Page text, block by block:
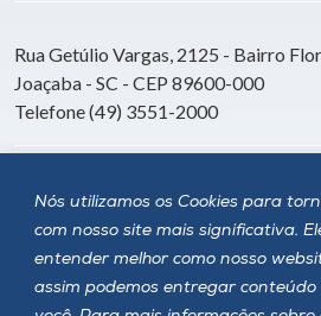
Nós utilizamos os Cookies para
com nosso site mais significativa.
entender melhor como nosso
assim podemos entregar
Rua Getúlio Vargas, 2125 - Bairro
Joaçaba - SC - CEP 89600-000
Telefone (49) 3551-2000
Siga a Unoesc